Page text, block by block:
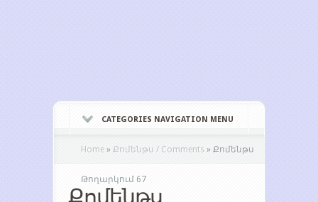
CATEGORIES NAVIGATION MENU
Home » Քոմենթս / Comments » Քոմենթս
Թողարկում 67
Քոմենթս